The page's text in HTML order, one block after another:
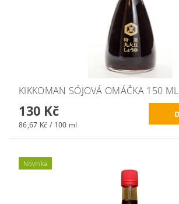
KIKKOMAN SÓJOVÁ OMÁČKA 150 ML
130 Kč
86,67 Kč / 100 ml
Novinka